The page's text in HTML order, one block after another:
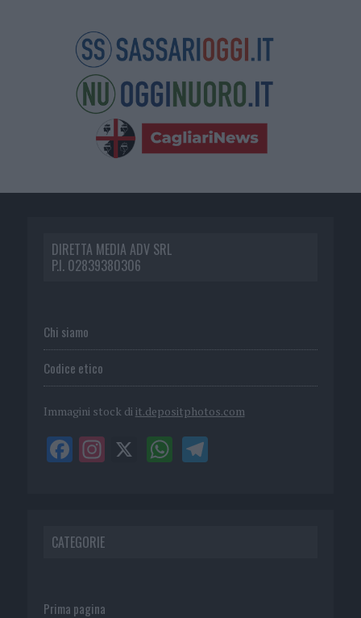
DIRETTA MEDIA ADV SRL
P.I. 02839380306
Chi siamo
Codice etico
Immagini stock di it.depositphotos.com
CATEGORIE
Prima pagina